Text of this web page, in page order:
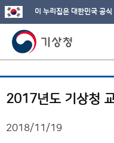
이 누리집은 대한민국 공
2017년도 기상청
2018/11/19